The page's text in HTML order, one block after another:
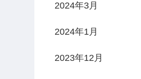
2024年3月
2024年1月
2023年12月